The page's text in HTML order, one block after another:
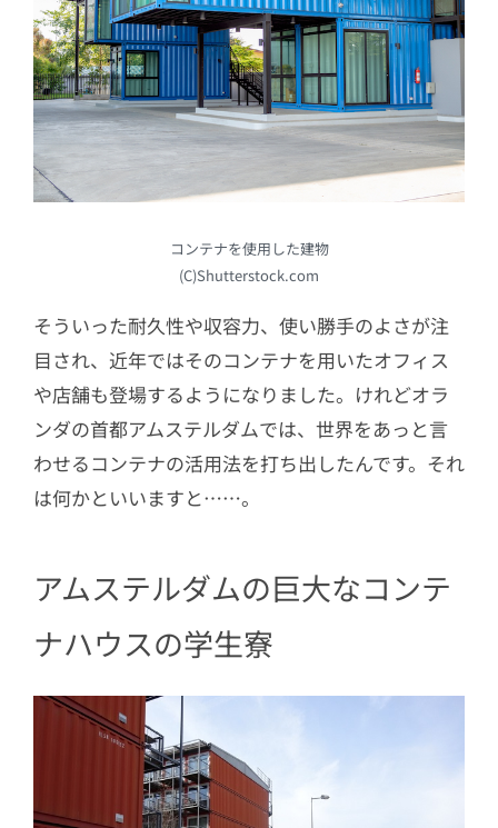
コンテナを使用した建物
(C)Shutterstock.com
そういった耐久性や収容力、使い勝手のよさが注
目され、近年ではそのコンテナを用いたオフィス
や店舗も登場するようになりました。けれどオラ
ンダの首都アムステルダムでは、世界をあっと言
わせるコンテナの活用法を打ち出したんです。それ
は何かといいますと……。
アムステルダムの巨大なコンテ
ナハウスの学生寮